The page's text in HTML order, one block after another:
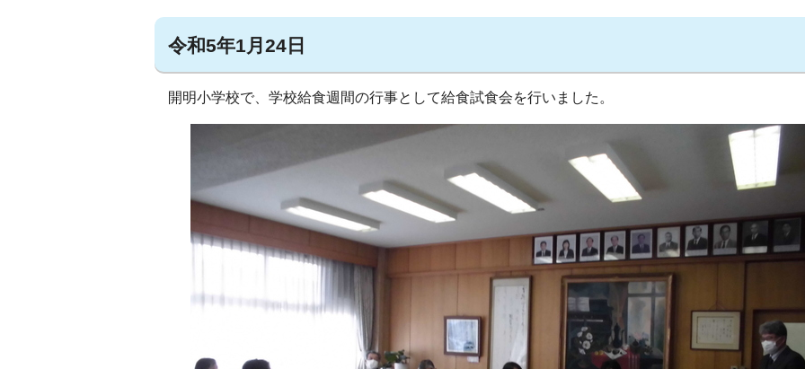
令和5年1月24日
開明小学校で、学校給食週間の行事として給食試食会を行いました。